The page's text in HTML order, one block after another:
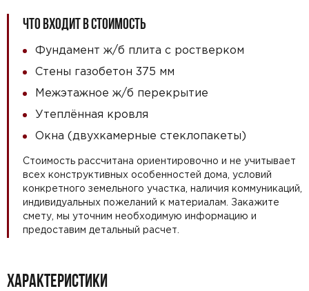
ЧТО ВХОДИТ В СТОИМОСТЬ
Фундамент ж/б плита с ростверком
Стены газобетон 375 мм
Межэтажное ж/б перекрытие
Утеплённая кровля
Окна (двухкамерные стеклопакеты)
Стоимость рассчитана ориентировочно и не учитывает
всех конструктивных особенностей дома, условий
конкретного земельного участка, наличия коммуникаций,
индивидуальных пожеланий к материалам. Закажите
смету, мы уточним необходимую информацию и
предоставим детальный расчет.
ХАРАКТЕРИСТИКИ